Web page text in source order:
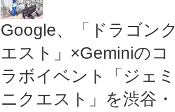
Google、「ドラゴンク
エスト」×Geminiのコ
ラボイベント「ジェミ
ニクエスト」を渋谷・